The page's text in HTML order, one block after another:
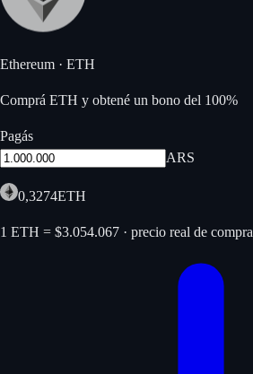
Ethereum · ETH
Comprá ETH y obtené un bono del 100%
Pagás
ARS
0,3274ETH
1 ETH = $3.054.067 · precio real de compra